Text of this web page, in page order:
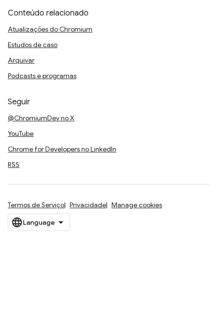
Conteúdo relacionado
Atualizações do Chromium
Estudos de caso
Arquivar
Podcasts e programas
Seguir
@ChromiumDev no X
YouTube
Chrome for Developers no LinkedIn
RSS
Termos de Serviço Privacidade Manage cookies